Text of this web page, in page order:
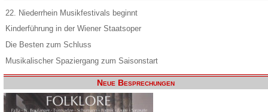
22. Niederrhein Musikfestivals beginnt
Kinderführung in der Wiener Staatsoper
Die Besten zum Schluss
Musikalischer Spaziergang zum Saisonstart
Neue Besprechungen